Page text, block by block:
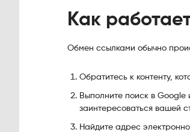
Как
Обмен ссылками обычно
Обратитесь к контенту,
Выполните поиск в Google
заинтересоваться вашей
Найдите адрес